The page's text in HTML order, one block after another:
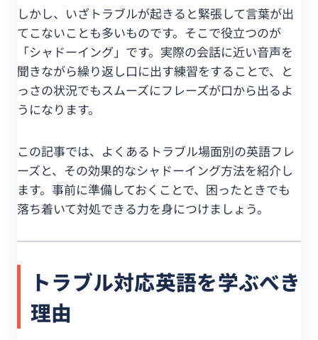
しかし、いざトラブルが起きると緊張して言葉が出
てこないことも多いものです。そこで役立つのが
「シャドーイング」です。実際の会話に近い音声を
聞きながら繰り返し口に出す練習をすることで、と
っさの状況でもスムーズにフレーズが口から出るよ
うになります。
この記事では、よくあるトラブル場面別の英語フレ
ーズと、その効果的なシャドーイング方法を紹介し
ます。事前に準備しておくことで、困ったときでも
落ち着いて対処できる力を身につけましょう。
トラブル対応英語を学ぶべき
理由